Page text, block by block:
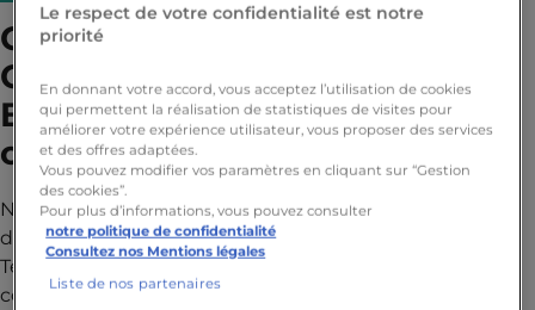
Challenge 72h - Marketing &
Communication et Tech &
Business, un feu d'artifice
créatif !
Nos étudiants en Bachelor ont brillamment relevé le
défi du challenge 72h Marketing & Communication et
Tech & Business ! Cette année, ils ont planché sur la
conception d'une stratégie de communication et de
Le respect de votre confidentialité est notre
priorité
En donnant votre accord, vous acceptez l’utilisation de cookies
qui permettent la réalisation de statistiques de visites pour
améliorer votre expérience utilisateur, vous proposer des services
et des offres adaptées.
Vous pouvez modifier vos paramètres en cliquant sur “Gestion
des cookies”.
Pour plus d’informations, vous pouvez consulter
notre politique de confidentialité
Consultez nos Mentions légales
Liste de nos partenaires